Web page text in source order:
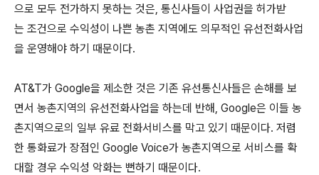
으로 모두 전가하지 못하는 것은, 통신사들이 사업권을 허가받
는 조건으로 수익성이 나쁜 농촌 지역에도 의무적인 유선전화사업
을 운영해야 하기 때문이다.
AT&T가 Google을 제소한 것은 기존 유선통신사들은 손해를 보
면서 농촌지역의 유선전화사업을 하는데 반해, Google은 이들 농
촌지역으로의 일부 유료 전화서비스를 막고 있기 때문이다. 저렴
한 통화료가 장점인 Google Voice가 농촌지역으로 서비스를 확
대할 경우 수익성 악화는 뻔하기 때문이다.